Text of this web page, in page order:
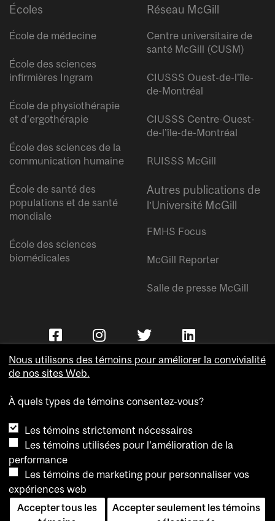
Écoles
École de médecine
École des sciences
infirmières Ingram
École de physiothérapie
et d’ergothérapie
École des sciences de la
communication humaine
École de santé des
populations et de santé
mondiale
École des sciences
biomédicales
Réseau McGill
Centre universitaire de
santé McGill (CUSM)
CIUSSS Ouest-de-l’île-
de-Montréal
CIUSSS Centre-Ouest-
de-l’île-de-Montréal
RUISSS McGill
Autres publications de
l’Université McGill
FMHS Focus
McGill Reporter
Salle de presse McGill
Accessibilité
Confidentialité
Avis sur les témoins
Nous utilisons des témoins pour améliorer la convivialité
de nos sites Web.
À quels types de témoins consentez-vous?
Les témoins strictement nécessaires
Les témoins utilisées pour l'amélioration de la
performance
Les témoins de marketing pour personnaliser vos
expériences web
Accepter tous les
Accepter seulement les témoins